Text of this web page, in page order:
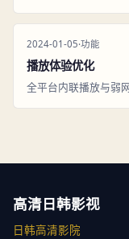
2024-01-05·功能
播放体验优化
全平台内联播放与弱
高清日韩影视
日韩高清影院